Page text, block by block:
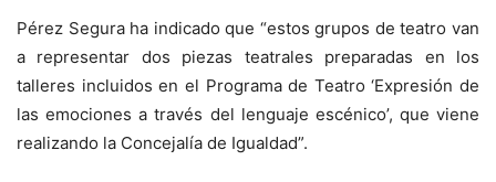
Pérez Segura ha indicado que “estos grupos de teatro van
a representar dos piezas teatrales preparadas en los
talleres incluidos en el Programa de Teatro ‘Expresión de
las emociones a través del lenguaje escénico’, que viene
realizando la Concejalía de Igualdad”.